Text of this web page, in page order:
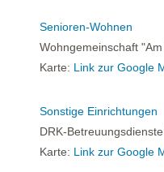
Senioren-Wohnen
Wohngemeinschaft
Karte: Link zur Google
Sonstige Einrichtungen
DRK-
Karte: Link zur Google